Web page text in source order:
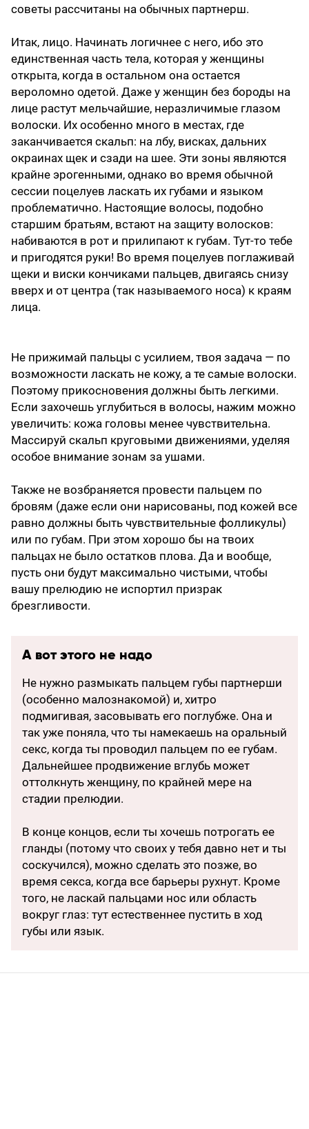
советы рассчитаны на обычных партнерш.
Итак, лицо. Начинать логичнее с него, ибо это
единственная часть тела, которая у женщины
открыта, когда в остальном она остается
вероломно одетой. Даже у женщин без бороды на
лице растут мельчайшие, неразличимые глазом
волоски. Их особенно много в местах, где
заканчивается скальп: на лбу, висках, дальних
окраинах щек и сзади на шее. Эти зоны являются
крайне эрогенными, однако во время обычной
сессии поцелуев ласкать их губами и языком
проблематично. Настоящие волосы, подобно
старшим братьям, встают на защиту волосков:
набиваются в рот и прилипают к губам. Тут-то тебе
и пригодятся руки! Во время поцелуев поглаживай
щеки и виски кончиками пальцев, двигаясь снизу
вверх и от центра (так называемого носа) к краям
лица.
Не прижимай пальцы с усилием, твоя задача — по
возможности ласкать не кожу, а те самые волоски.
Поэтому прикосновения должны быть легкими.
Если захочешь углубиться в волосы, нажим можно
увеличить: кожа головы менее чувствительна.
Массируй скальп круговыми движениями, уделяя
особое внимание зонам за ушами.
Также не возбраняется провести пальцем по
бровям (даже если они нарисованы, под кожей все
равно должны быть чувствительные фолликулы)
или по губам. При этом хорошо бы на твоих
пальцах не было остатков плова. Да и вообще,
пусть они будут максимально чистыми, чтобы
вашу прелюдию не испортил призрак
брезгливости.
А вот этого не надо
Не нужно размыкать пальцем губы партнерши
(особенно малознакомой) и, хитро
подмигивая, засовывать его поглубже. Она и
так уже поняла, что ты намекаешь на оральный
секс, когда ты проводил пальцем по ее губам.
Дальнейшее продвижение вглубь может
оттолкнуть женщину, по крайней мере на
стадии прелюдии.
В конце концов, если ты хочешь потрогать ее
гланды (потому что своих у тебя давно нет и ты
соскучился), можно сделать это позже, во
время секса, когда все барьеры рухнут. Кроме
того, не ласкай пальцами нос или область
вокруг глаз: тут естественнее пус­тить в ход
губы или язык.